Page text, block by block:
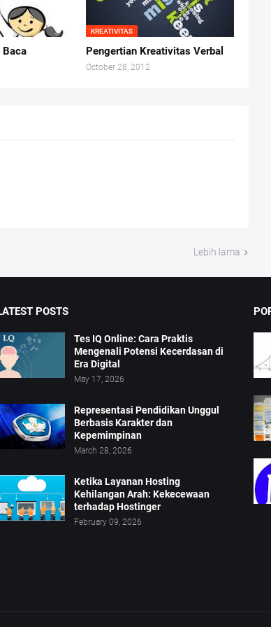
Baca
KREATIVITAS
Pengertian Kreativitas Verbal
October 28, 2012
Lebih lama
POSTS
Tes IQ Online: Cara Praktis
Mengenali Potensi Kecerdasan di
Era Digital
May 17, 2026
Representasi Pendidikan Unggul
Berbasis Karakter dan
Kepemimpinan
March 28, 2026
Ketika Layanan Hosting
Kehilangan Arah: Kekecewaan
terhadap Hostinger
February 09, 2026